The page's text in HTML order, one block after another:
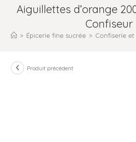
Aiguillettes d’orange
Confiseur
> Épicerie fine sucrée > Confiserie
Produit précédent